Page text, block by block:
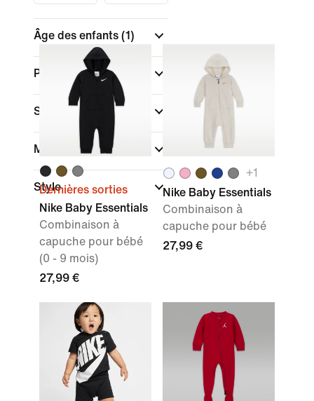
Âge des enfants (1)
Pointures/Tailles
Sport
Marque
Style
Dernières sorties
Nike Baby Essentials
Combinaison à
capuche pour bébé
(0 - 9 mois)
27,99 €
+1
Nike Baby Essentials
Combinaison à
capuche pour bébé
27,99 €